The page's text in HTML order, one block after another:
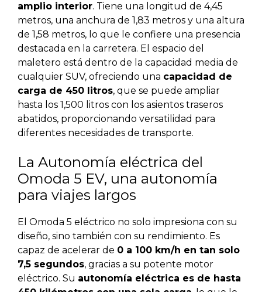
amplio interior. Tiene una longitud de 4,45
metros, una anchura de 1,83 metros y una altura
de 1,58 metros, lo que le confiere una presencia
destacada en la carretera. El espacio del
maletero está dentro de la capacidad media de
cualquier SUV, ofreciendo una capacidad de
carga de 450 litros, que se puede ampliar
hasta los 1,500 litros con los asientos traseros
abatidos, proporcionando versatilidad para
diferentes necesidades de transporte.
La Autonomía eléctrica del
Omoda 5 EV, una autonomía
para viajes largos
El Omoda 5 eléctrico no solo impresiona con su
diseño, sino también con su rendimiento. Es
capaz de acelerar de 0 a 100 km/h en tan solo
7,5 segundos, gracias a su potente motor
eléctrico. Su autonomía eléctrica es de hasta